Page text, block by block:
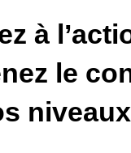
à
le
niveaux